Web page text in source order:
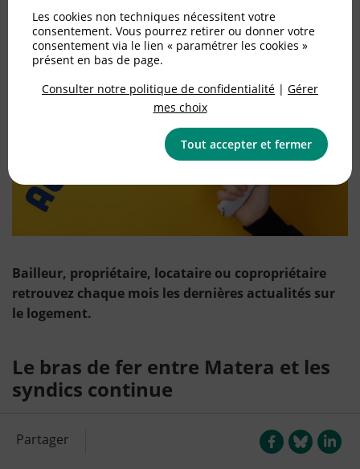
05/06/2022 (mis à jour le 16/06/2022
Logement
Bailleur, propriétaire, locataire ou copropriétaire
retrouvez chaque mois les dernières actualités sur
le logement.
Le bras de fer entre Matera et les
syndics continue
près avoir été condamnée par le Tribunal de
commerce de Paris pour pratiques commerciales
Partager
Les cookies non techniques nécessitent votre
consentement. Vous pourrez retirer ou donner votre
consentement via le lien « paramétrer les cookies »
présent en bas de page.
Consulter notre politique de confidentialité | Gérer
mes choix
Tout accepter et fermer